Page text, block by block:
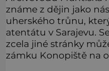
známe z dějin jako
uherského trůnu,
atentátu v Sarajevu.
zcela jiné stránky
zámku Konopiště na